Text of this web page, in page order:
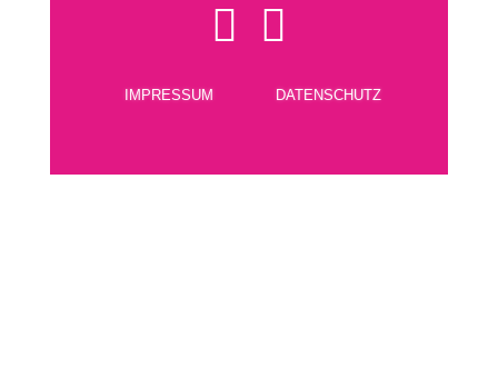

IMPRESSUM

DATENSCHUTZ